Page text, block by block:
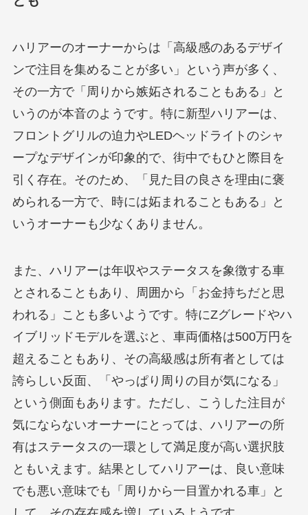
ハリアーのオーナーからは「高級感のあるデザイ
ンで注目を集めることが多い」という声が多く、
その一方で「周りから嫉妬されることもある」と
いうのが本音のようです。特に新型ハリアーは、
フロントグリルの迫力やLEDヘッドライトのシャ
ープなデザインが印象的で、街中でもひと際目を
引く存在。そのため、「見た目の良さを理由に褒
められる一方で、時には妬まれることもある」と
いうオーナーも少なくありません。
また、ハリアーは年収やステータスを象徴する車
とされることもあり、周囲から「お金持ちだと思
われる」ことも多いようです。特にZグレードやハ
イブリッドモデルを選ぶと、車両価格は500万円を
超えることもあり、その高級感は所有者としては
誇らしい反面、「やっぱり周りの目が気になる」
という側面もあります。ただし、こうした注目が
気にならないオーナーにとっては、ハリアーの所
有はステータスの一環として満足度が高い選択肢
ともいえます。結果としてハリアーは、良い意味
でも悪い意味でも「周りから一目置かれる車」と